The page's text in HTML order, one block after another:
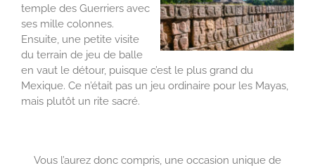
temple des Guerriers avec
ses mille colonnes.
Ensuite, une petite visite
du terrain de jeu de balle
en vaut le détour, puisque c’est le plus grand du
Mexique. Ce n’était pas un jeu ordinaire pour les Mayas,
mais plutôt un rite sacré.
Vous l’aurez donc compris, une occasion unique de